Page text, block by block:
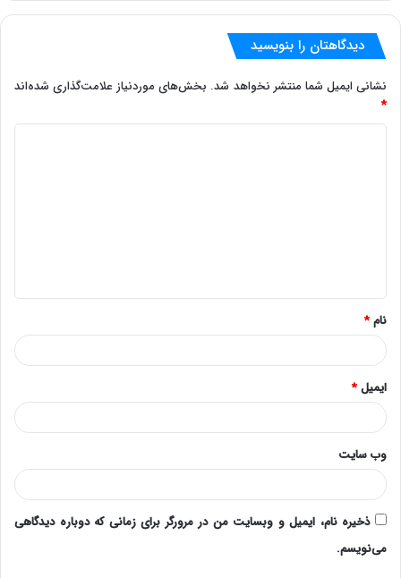
دیدگاهتان را بنویسید
نشانی ایمیل شما منتشر نخواهد شد. بخش‌های موردنیاز علامت‌گذاری شده‌اند
*
*
نام*
ایمیل*
وب‌ سایت
ذخیره نام، ایمیل و وبسایت من در مرورگر برای زمانی که دوباره دیدگاهی
می‌نویسم.